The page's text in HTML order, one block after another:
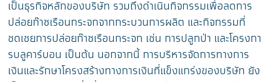
เป็นธุรกิจหลักของบริษัท รวมถึงดำเนินกิจกรรมเพื่อลดการ
ปล่อยก๊าซเรือนกระจกจากกระบวนการผลิต และกิจกรรมที่
ชดเชยการปล่อยก๊าซเรือนกระจก เช่น การปลูกป่า และโครงกา
รบลูคาร์บอน เป็นต้น นอกจากนี้ การบริหารจัดการทางการ
เงินและรักษาโครงสร้างทางการเงินที่แข็งแกร่งของบริษัท ยัง